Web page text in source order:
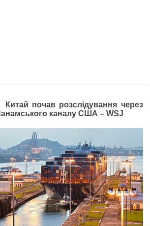
Китай почав розслідування через
каналу США – WSJ